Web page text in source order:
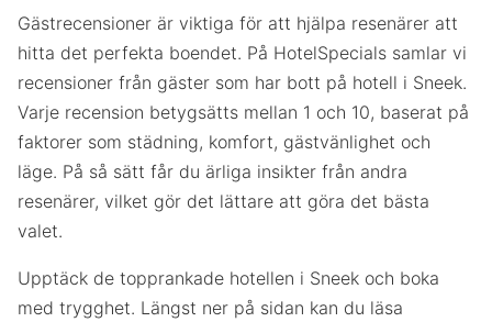
Gästrecensioner är viktiga för att hjälpa resenärer att
hitta det perfekta boendet. På HotelSpecials samlar vi
recensioner från gäster som har bott på hotell i Sneek.
Varje recension betygsätts mellan 1 och 10, baserat på
faktorer som städning, komfort, gästvänlighet och
läge. På så sätt får du ärliga insikter från andra
resenärer, vilket gör det lättare att göra det bästa
valet.
Upptäck de topprankade hotellen i Sneek och boka
med trygghet. Längst ner på sidan kan du läsa